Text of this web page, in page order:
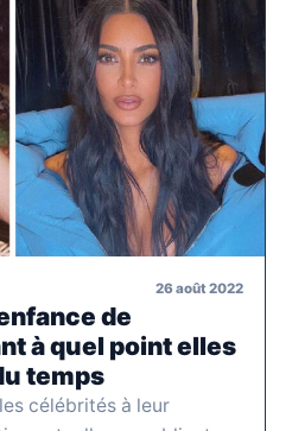
26 août 2022
de
à quel point elles
temps
célébrités à leur